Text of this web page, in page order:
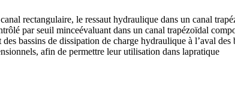
rectangulaire, le ressaut hydraulique dans un canal
par seuil minceévaluant dans un canal trapézoïdal
bassins de dissipation de charge hydraulique à l’aval
afin de permettre leur utilisation dans lapratique